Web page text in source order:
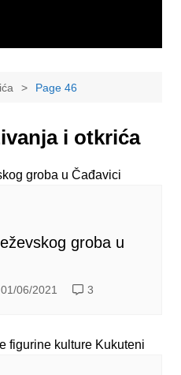
Page 46
i otkrića
groba u
01/06/2021 3